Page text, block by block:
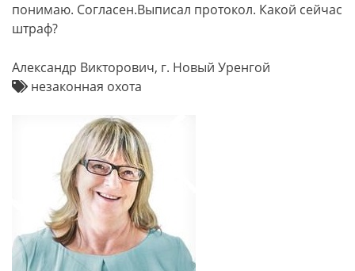
понимаю. Согласен.Выписал протокол. Какой сейчас
штраф?
Александр Викторович, г. Новый Уренгой
незаконная охота